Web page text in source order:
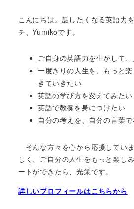
こんにちは。話したくなる英語力
チ、Yumikoです。
ご自身の英語力を生かして
一度きりの人生を、もっと
きていきたい
英語の学び方を変えてみたい
英語で教養を身につけたい
自分の考えを、自分の言葉
そんな方々を心から応援してい
しく、ご自分の人生をもっと楽し
ートができたら、光栄です。
詳しいプロフィールはこちらから